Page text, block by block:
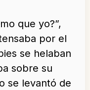
que yo?”,
por el
se helaban
sobre su
se levantó de